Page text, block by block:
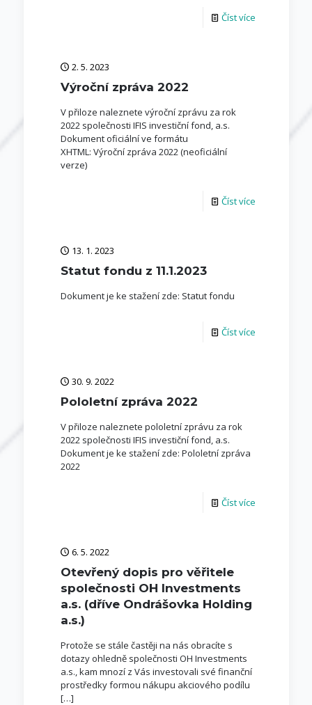
Číst více
2. 5. 2023
Výroční zpráva 2022
V přiloze naleznete výroční zprávu za rok
2022 společnosti IFIS investiční fond, a.s.
Dokument oficiální ve formátu
XHTML: Výroční zpráva 2022 (neoficiální
verze)
Číst více
13. 1. 2023
Statut fondu z 11.1.2023
Dokument je ke stažení zde: Statut fondu
Číst více
30. 9. 2022
Pololetní zpráva 2022
V přiloze naleznete pololetní zprávu za rok
2022 společnosti IFIS investiční fond, a.s.
Dokument je ke stažení zde: Pololetní zpráva
2022
Číst více
6. 5. 2022
Otevřený dopis pro věřitele
společnosti OH Investments
a.s. (dříve Ondrášovka Holding
a.s.)
Protože se stále častěji na nás obracíte s
dotazy ohledně společnosti OH Investments
a.s., kam mnozí z Vás investovali své finanční
prostředky formou nákupu akciového podílu
[…]